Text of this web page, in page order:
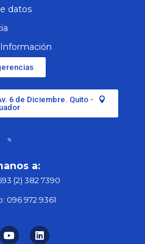
datos
6 de Diciembre. Quito -
a:
(2) 382 7390
096 972 9361